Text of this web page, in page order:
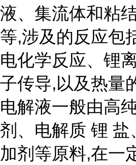
液、集流体和粘
等,涉及的反应包
电化学反应、锂
子传导,以及热量
电解液一般由高
剂、电解质 锂 盐
加剂等原料,在一